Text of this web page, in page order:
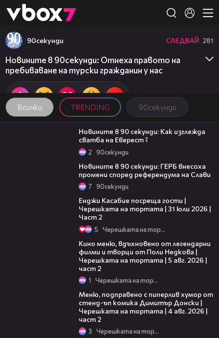
👾
Всички TRENDING 90секунди
90секунди СЛЕДВАЙ 281
Новините в 90секунди: Отнеха правото на
пребиваване на турски гражданин у нас
01:54
Новините в 90 секунди: Как изглежда
сватба на Еверест ?
2 90секунди
Новините в 90 секунди: ГЕРБ внесоха
промени според референдума на Слави
7 90секунди
Енджи Касабие посреща гости |
Черешката на тортата | 31 юли 2026 |
Част 2
5 Черешката на тортата
Кино меню, вдъхновено от легендарни
филми и творци от Поли Недкова |
Черешката на тортата | 5 авг. 2026 |
част 2
1 Черешката на тортата
Меню, подправено с пиперлив хумор от
стенд-ъп комика Димитър Донски |
Черешката на тортата | 4 авг. 2026 |
част 2
3 Черешката на тортата